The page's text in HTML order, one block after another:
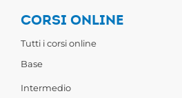
CORSI ONLINE
Tutti i corsi online
Base
Intermedio